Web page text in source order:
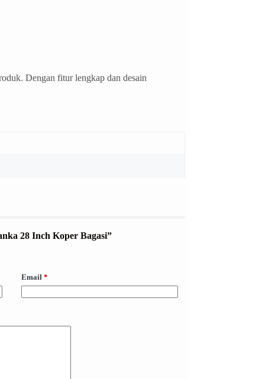
Dengan fitur lengkap dan desain
28 Inch Koper Bagasi”
Email *